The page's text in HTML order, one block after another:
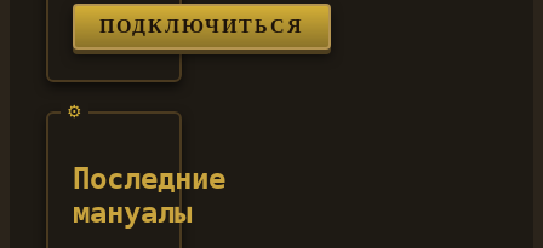
ПОДКЛЮЧИТЬСЯ
Последние
мануалы